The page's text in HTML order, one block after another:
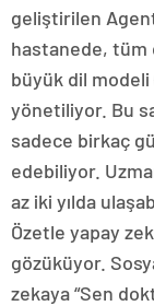
geliştirilen
hastanede,
büyük dil modeli
yönetiliyor. Bu
sadece birkaç
edebiliyor.
az iki yılda
Özetle yapay
gözüküyor.
zekaya “Sen